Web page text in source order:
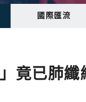
國際匯流
竟已肺